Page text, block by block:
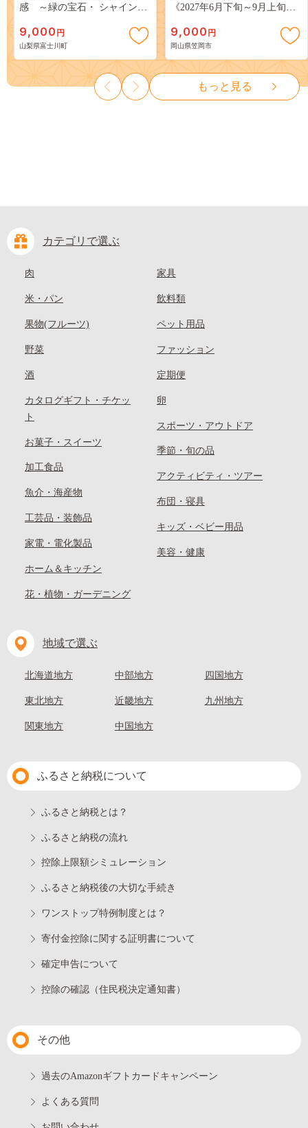
感 ～緑の宝石・ シャインマ
３房） フルーツ 山梨県産 果
物 くだもの シャイン マスカ
ット ぶどう ブドウ 葡萄 大粒
種なし 先行予約 富士川町
10000円 一万円 9000円 九千円
9,000 円
山梨県富士川町
《2027年6月下旬～9月上旬頃
岡山 はくとう スイーツ フル
ーツ 果物 デザート 旬 モモ も
も 先行予約 送料無料 果物 岡
山県 笠岡市 清水白桃 白鳳 白
麗 クール便---
kasaoka_zsy_419_100---
9,000 円
岡山県笠岡市
もっと見る
カテゴリで選ぶ
肉
米・パン
果物(フルーツ)
野菜
酒
カタログギフト・チケッ
ト
お菓子・スイーツ
加工食品
魚介・海産物
工芸品・装飾品
家電・電化製品
ホーム＆キッチン
花・植物・ガーデニング
家具
飲料類
ペット用品
ファッション
定期便
卵
スポーツ・アウトドア
季節・旬の品
アクティビティ・ツアー
布団・寝具
キッズ・ベビー用品
美容・健康
地域で選ぶ
北海道地方
東北地方
関東地方
中部地方
近畿地方
中国地方
四国地方
九州地方
ふるさと納税について
ふるさと納税とは？
ふるさと納税の流れ
控除上限額シミュレーション
ふるさと納税後の大切な手続き
ワンストップ特例制度とは？
寄付金控除に関する証明書について
確定申告について
控除の確認（住民税決定通知書）
その他
過去のAmazonギフトカードキャンペーン
よくある質問